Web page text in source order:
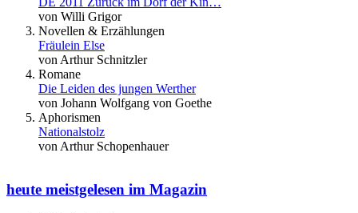
von Willi Grigor
Novellen & Erzählungen
Fräulein Else
von Arthur Schnitzler
Romane
Die Leiden des jungen Werther
von Johann Wolfgang von Goethe
Aphorismen
Nationalstolz
von Arthur Schopenhauer
heute meistgelesen im Magazin